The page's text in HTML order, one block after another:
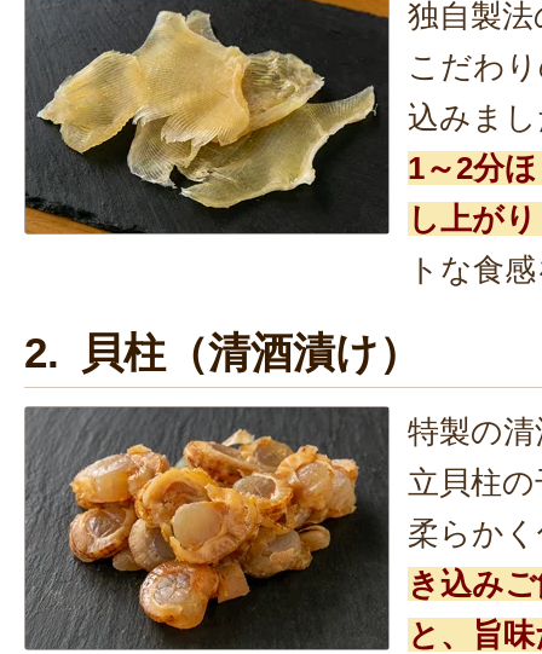
独自製
こだわ
込みま
1～2分
し上が
トな食
2. 貝柱（清酒漬け）
特製の
立貝柱
柔らか
き込み
と、旨